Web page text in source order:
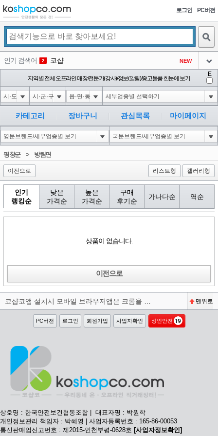
로그인 PC버전
인기 검색어 2 코샵 NEW
3 익스
아이콘
4 미끄럼방지
아이콘
5 대성설렁탕
아이콘
-16
6 1-1 waitfor delay '0:0:15' --
아이콘
0
1
지역별 전체 오프라인 매장/전문가(강사)/정보(알림)/중고물품 한눈에 보기
E
카테고리 장바구니 관심목록 마이페이지
평창군> 방림면
이전으로 리스트형 갤러리형
인기
랭킹순
낮은
가격순
높은
가격순
구매
후기순
가나다순 역순
상품이 없습니다.
이전으로
맨위로
PC버전 로그인 회원가입 사업자확인 성인안전
상호명 : 한국안전보건협동조합 | 대표자명 : 박원학
개인정보관리 책임자 : 박혜영 | 사업자등록번호 : 165-86-00053
통신판매업신고번호 : 제2015-인천부평-0628호 [사업자정보확인]